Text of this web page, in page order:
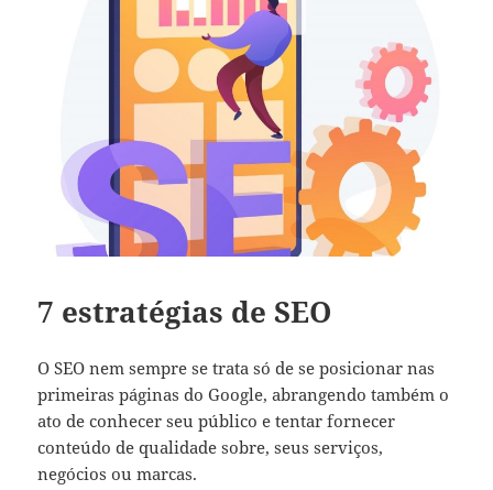
7 estratégias de SEO
O SEO nem sempre se trata só de se posicionar nas
primeiras páginas do Google, abrangendo também o
ato de conhecer seu público e tentar fornecer
conteúdo de qualidade sobre, seus serviços,
negócios ou marcas.